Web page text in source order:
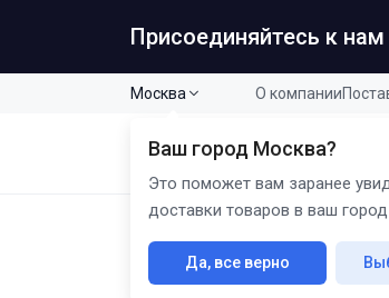
Присоединяйтесь к
Москва О компании
Главная Подшипники
Конические
Ваш город Москва?
Это поможет вам заранее
доставки товаров в ваш город
Да, все верно